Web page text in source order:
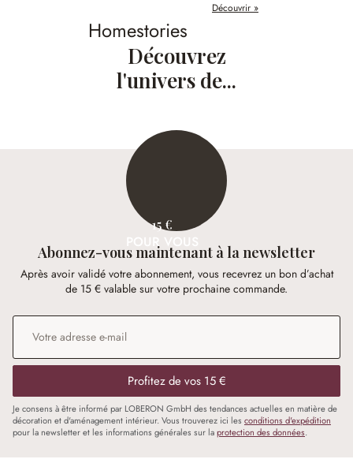
Découvrez
l'univers de...
Homestories
Découvrir »
15 €
POUR VOUS
Abonnez-vous maintenant à la newsletter
Après avoir validé votre abonnement, vous recevrez un bon d’achat
de 15 € valable sur votre prochaine commande.
Adresse e-mail
Profitez de vos 15 €
Je consens à être informé par LOBERON GmbH des tendances actuelles en matière de
décoration et d'aménagement intérieur. Vous trouverez ici les conditions d'expédition
pour la newsletter et les informations générales sur laprotection des données.